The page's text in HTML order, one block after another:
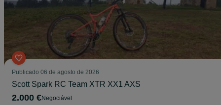
Publicado 06 de agosto de 2026
Scott Spark RC Team XTR XX1 AXS
2.000 € Negociável